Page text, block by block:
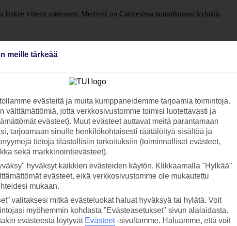
viiteen asteeseen. Merivesi on Cannesissa tammikuussa kylmää.
talvet leutoja. Cannesin sää on talvella kylmimmillään tammi-
Cannes on siis täydellinen kohde paitsi kesän aurinkolomalle,
on ihania, pitkiä uintihetkiä lämpimässä, turkoosinsinisessä vedessä.
meille tärkeää
evästeitä ja muita kumppaneidemme tarjoamia toimintoja.
välttämättömiä, jotta verkkosivustomme toimisi luotettavasti ja
evästeet). Muut evästeet auttavat meitä parantamaan
tarjoamaan sinulle henkilökohtaisesti räätälöityä sisältöä ja
tietoja tilastollisiin tarkoituksiin (toiminnalliset evästeet,
sekä markkinointievästeet).
hyväksyt kaikkien evästeiden käytön. Klikkaamalla "Hylkää"
evästeet, eikä verkkosivustomme ole mukautettu
mukaan.
valitaksesi mitkä evästeluokat haluat hyväksyä tai hylätä. Voit
myöhemmin kohdasta "Evästeasetukset" sivun alalaidasta.
evästeestä löytyvät Evästeet-sivultamme. Haluamme, että voit